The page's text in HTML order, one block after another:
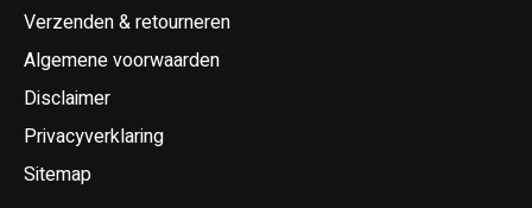
Verzenden & retourneren
Algemene voorwaarden
Disclaimer
Privacyverklaring
Sitemap